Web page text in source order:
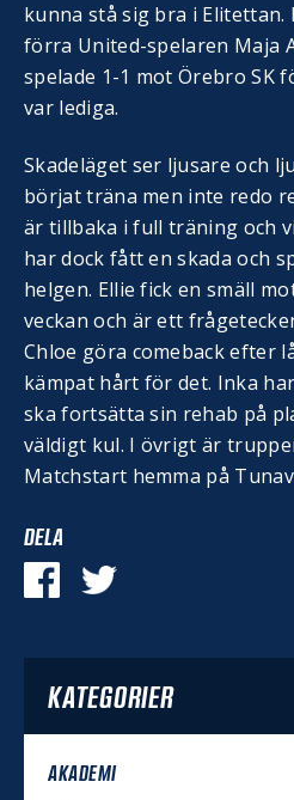
kunna stå sig bra i Elitettan.
förra United-spelaren Maja
spelade 1-1 mot Örebro SK
var lediga.
Skadeläget ser ljusare och
börjat träna men inte redo
är tillbaka i full träning och
har dock fått en skada och
helgen. Ellie fick en smäll
veckan och är ett
Chloe göra comeback efter
kämpat hårt för det. Inka
ska fortsätta sin rehab på
väldigt kul. I övrigt är
Matchstart hemma på
DELA
KATEGORIER
AKADEMI